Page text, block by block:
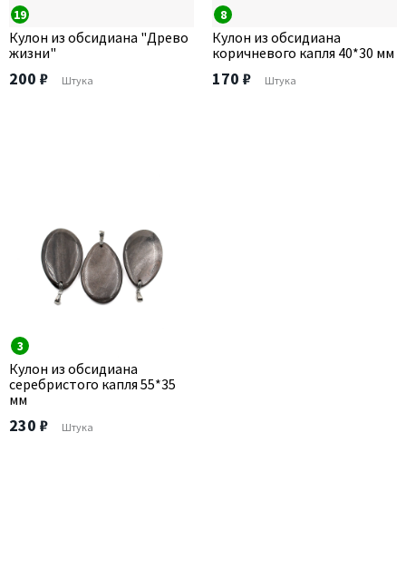
19
Кулон из обсидиана "Древо
жизни"
200 ₽ Штука
8
Кулон из обсидиана
коричневого капля 40*30 мм
170 ₽ Штука
3
Кулон из обсидиана
серебристого капля 55*35
мм
230 ₽ Штука